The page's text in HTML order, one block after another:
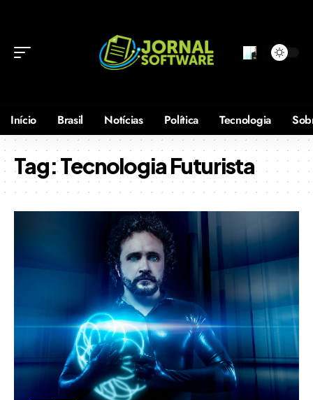
Início Brasil Notícias Política Tecnologia
Tag:Tecnologia Futurista